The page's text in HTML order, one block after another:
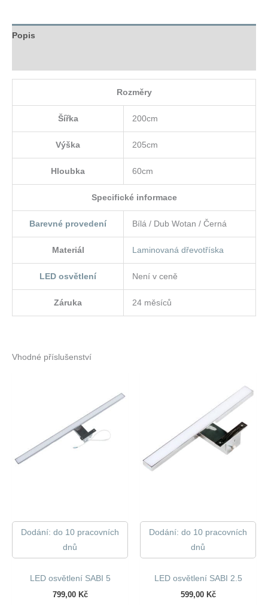
Popis
Rozměry
Šířka 200cm
Výška 205cm
Hloubka 60cm
Specifické informace
Barevné provedení Bílá / Dub Wotan / Černá
Materiál Laminovaná dřevotříska
LED osvětlení Není v ceně
Záruka 24 měsíců
Vhodné příslušenství
Dodání: do 10 pracovních
dnů
LED osvětlení SABI 5
799,00 Kč
Dodání: do 10 pracovních
dnů
LED osvětlení SABI 2.5
599,00 Kč